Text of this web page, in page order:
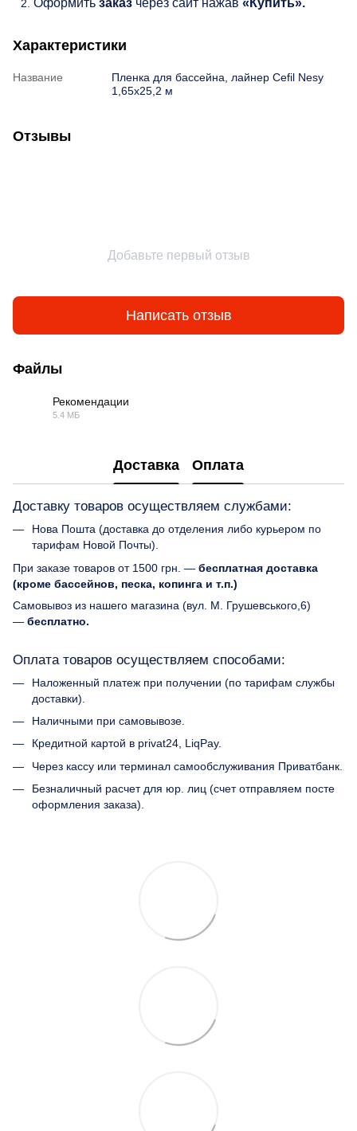
Оформить заказ через сайт нажав «Купить».
Характеристики
Название
Пленка для бассейна, лайнер Cefil Nesy
1,65х25,2 м
Отзывы
Добавьте первый отзыв
Написать отзыв
Файлы
Рекомендации
5.4 МБ
Доставка Оплата
Доставку товаров осуществляем службами:
Нова Пошта (доставка до отделения либо курьером по
тарифам Новой Почты).
При заказе товаров от 1500 грн. — бесплатная доставка
(кроме бассейнов, песка, копинга и т.п.)
Самовывоз из нашего магазина (вул. М. Грушевського,6)
— бесплатно.
Оплата товаров осуществляем способами:
Наложенный платеж при получении (по тарифам службы
доставки).
Наличными при самовывозе.
Кредитной картой в privat24, LiqPay.
Через кассу или терминал самообслуживания Приватбанк.
Безналичный расчет для юр. лиц (счет отправляем посте
оформления заказа).